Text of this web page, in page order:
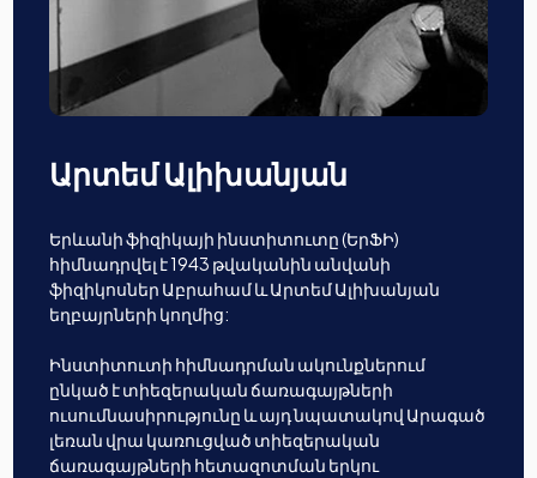
Արտեմ Ալիխանյան
Երևանի ֆիզիկայի ինստիտուտը (ԵրՖԻ)
հիմնադրվել է 1943 թվականին անվանի
ֆիզիկոսներ Աբրահամ և Արտեմ Ալիխանյան
եղբայրների կողմից:
Ինստիտուտի հիմնադրման ակունքներում
ընկած է տիեզերական ճառագայթների
ուսումնասիրությունը և այդ նպատակով Արագած
լեռան վրա կառուցված տիեզերական
ճառագայթների հետազոտման երկու